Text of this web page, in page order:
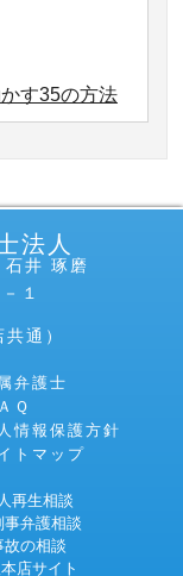
す35の方法
法人
井 琢磨
１
通）
弁護士
Ｑ
情報保護方針
トマップ
再生相談
事弁護相談
故の相談
店サイト